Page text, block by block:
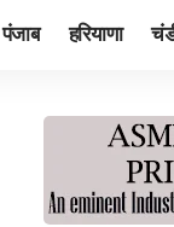
पंजाब हरियाणा